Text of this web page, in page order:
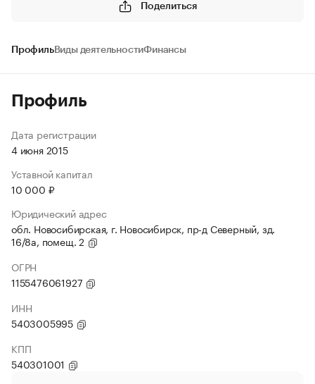
Поделиться
ПрофильВиды деятельностиФинансы
Профиль
Дата регистрации
4 июня 2015
Уставной капитал
10 000 ₽
Юридический адрес
обл. Новосибирская, г. Новосибирск, пр-д Северный, зд.
16/8а, помещ. 2
ОГРН
1155476061927
ИНН
5403005995
КПП
540301001